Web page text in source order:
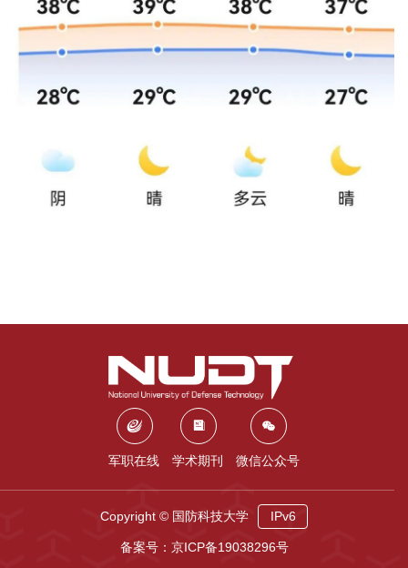
军职在线 学术期刊 微信公众号
Copyright © 国防科技大学 IPv6
备案号：京ICP备19038296号